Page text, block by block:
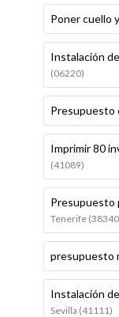
Poner cuello
Instalación
(06220)
Presupuesto
Imprimir 80
(41089)
Presupuesto
Tenerife
presupuesto
Instalación
Sevilla (41111)